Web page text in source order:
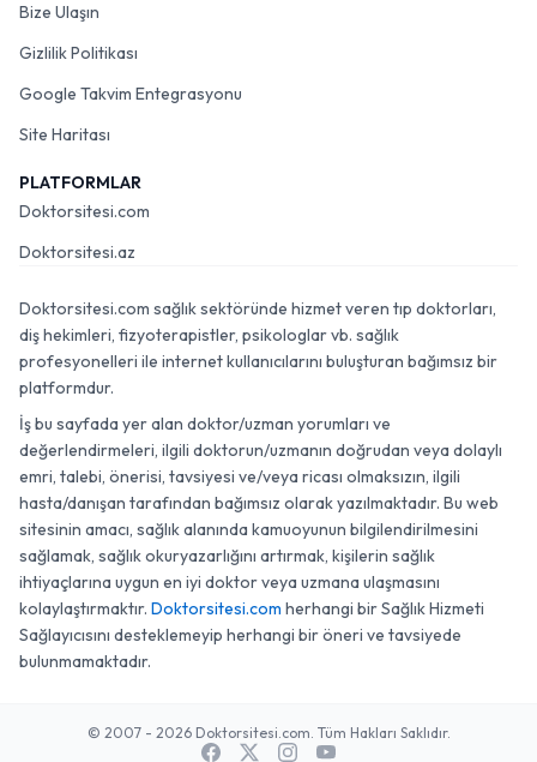
Bize Ulaşın
Gizlilik Politikası
Google Takvim Entegrasyonu
Site Haritası
PLATFORMLAR
Doktorsitesi.com
Doktorsitesi.az
Doktorsitesi.com sağlık sektöründe hizmet veren tıp doktorları,
diş hekimleri, fizyoterapistler, psikologlar vb. sağlık
profesyonelleri ile internet kullanıcılarını buluşturan bağımsız bir
platformdur.
İş bu sayfada yer alan doktor/uzman yorumları ve
değerlendirmeleri, ilgili doktorun/uzmanın doğrudan veya dolaylı
emri, talebi, önerisi, tavsiyesi ve/veya ricası olmaksızın, ilgili
hasta/danışan tarafından bağımsız olarak yazılmaktadır. Bu web
sitesinin amacı, sağlık alanında kamuoyunun bilgilendirilmesini
sağlamak, sağlık okuryazarlığını artırmak, kişilerin sağlık
ihtiyaçlarına uygun en iyi doktor veya uzmana ulaşmasını
kolaylaştırmaktır. Doktorsitesi.com herhangi bir Sağlık Hizmeti
Sağlayıcısını desteklemeyip herhangi bir öneri ve tavsiyede
bulunmamaktadır.
© 2007 - 2026 Doktorsitesi.com. Tüm Hakları Saklıdır.